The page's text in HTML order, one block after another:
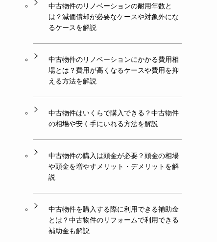
中古物件のリノベーションの耐用年数と
は？減価償却が必要なケースや対象外にな
るケースを解説
中古物件のリノベーションにかかる費用相
場とは？費用が高くなるケースや費用を抑
える方法を解説
中古物件はいくらで購入できる？中古物件
の相場や安く手にいれる方法を解説
中古物件の購入は頭金が必要？頭金の相場
や頭金を増やすメリット・デメリットを解
説
中古物件を購入する際に利用できる補助金
とは？中古物件のリフォームで利用できる
補助金も解説